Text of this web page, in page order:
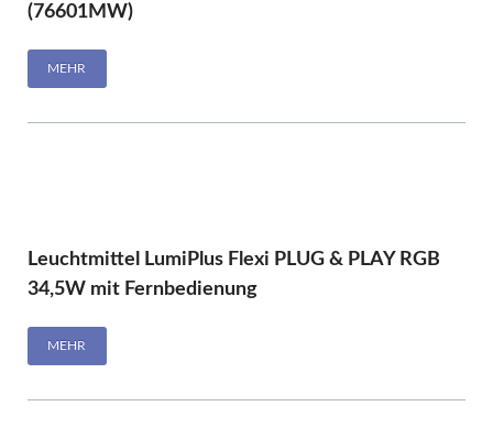
(76601MW)
MEHR
Leuchtmittel LumiPlus Flexi PLUG & PLAY RGB
34,5W mit Fernbedienung
MEHR